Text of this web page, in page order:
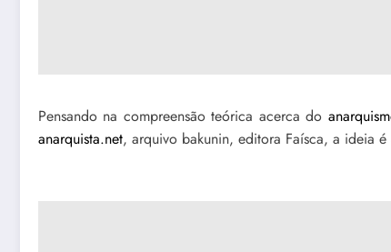
Pensando na compreensão teórica acerca do
anarquista.net, arquivo bakunin, editora Faísca, a ideia